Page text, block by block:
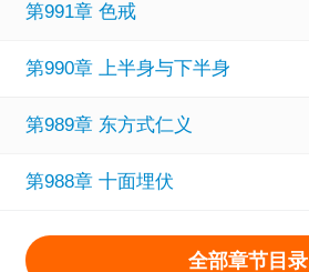
第991章 色戒
第990章 上半身与下半身
第989章 东方式仁义
第988章 十面埋伏
全部章节目录